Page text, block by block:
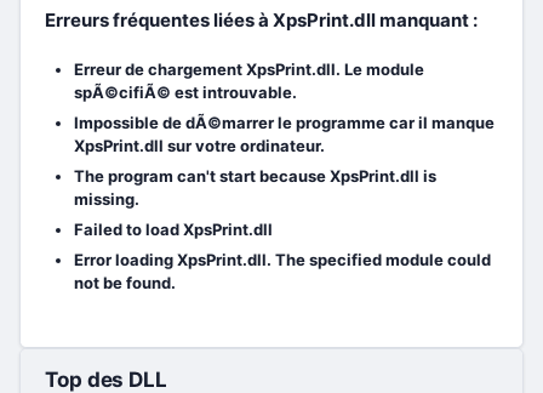
Erreurs fréquentes liées à XpsPrint.dll manquant :
Erreur de chargement XpsPrint.dll. Le module
spÃ©cifiÃ© est introuvable.
Impossible de dÃ©marrer le programme car il manque
XpsPrint.dll sur votre ordinateur.
The program can't start because XpsPrint.dll is
missing.
Failed to load XpsPrint.dll
Error loading XpsPrint.dll. The specified module could
not be found.
Top des DLL